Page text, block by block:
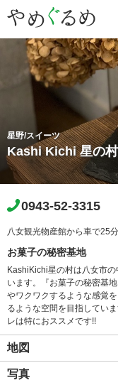
星野/スイーツ
Kashi Kichi 星の村
0943-52-3315
八女観光物産館から車で25分
お菓子の秘密基地
KashiKichi星の村は八女市
います。『お菓子の秘密基
やワクワクするような感覚
るような空間を目指してい
レは特におススメです!!
地図
写真